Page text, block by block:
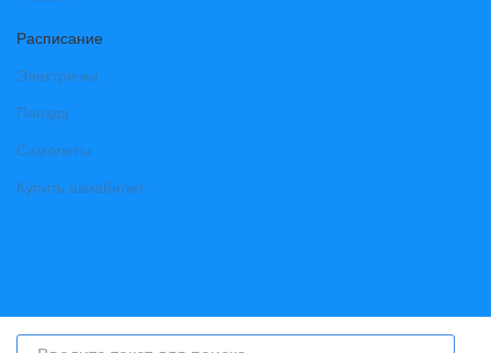
Расписание
Электрички
Поезда
Самолеты
Купить авиабилет